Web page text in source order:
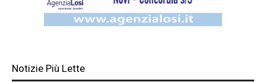
Notizie Più Lette